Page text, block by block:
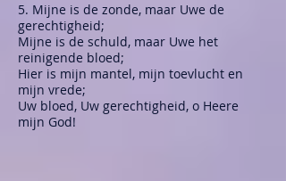
5. Mijne is de zonde, maar Uwe de
gerechtigheid;
Mijne is de schuld, maar Uwe het
reinigende bloed;
Hier is mijn mantel, mijn toevlucht en
mijn vrede;
Uw bloed, Uw gerechtigheid, o Heere
mijn God!